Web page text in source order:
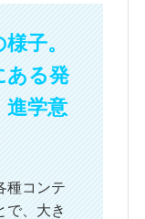
子。
ある発
進学意
種コンテ
で、大き